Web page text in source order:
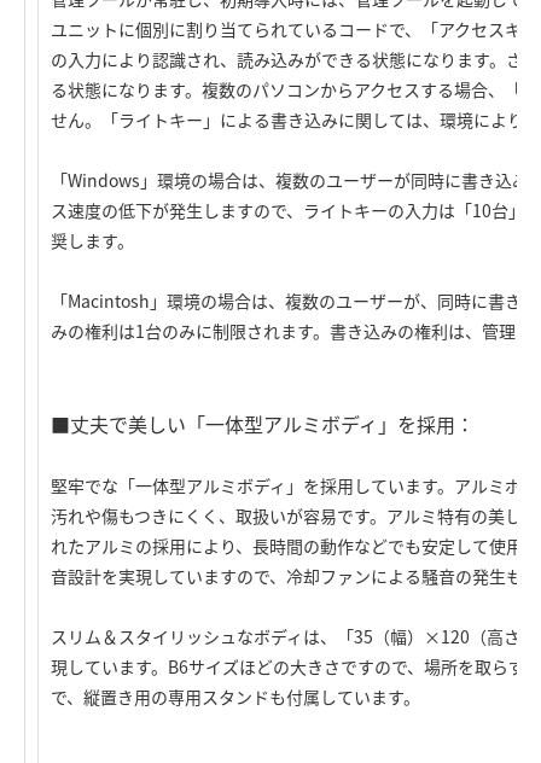
ユニットに個別に割り当てられているコードで、「アクセスキ
の入力により認識され、読み込みができる状態になります。さ
る状態になります。複数のパソコンからアクセスする場合、「
せん。「ライトキー」による書き込みに関しては、環境により
「Windows」環境の場合は、複数のユーザーが同時に書き込
ス速度の低下が発生しますので、ライトキーの入力は「10台」
奨します。
「Macintosh」環境の場合は、複数のユーザーが、同時に書き
みの権利は1台のみに制限されます。書き込みの権利は、管理
■丈夫で美しい「一体型アルミボディ」を採用：
堅牢でな「一体型アルミボディ」を採用しています。アルミボ
汚れや傷もつきにくく、取扱いが容易です。アルミ特有の美し
れたアルミの採用により、長時間の動作などでも安定して使用
音設計を実現していますので、冷却ファンによる騒音の発生も
スリム＆スタイリッシュなボディは、「35（幅）×120（高さ
現しています。B6サイズほどの大きさですので、場所を取らず
で、縦置き用の専用スタンドも付属しています。